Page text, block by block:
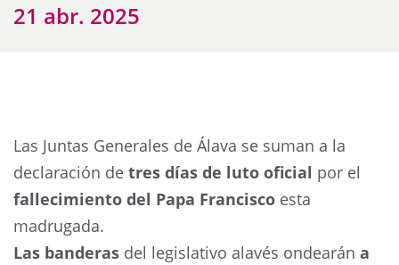
21 abr. 2025
Las Juntas Generales de Álava se suman a la
declaración de tres días de luto oficial por el
fallecimiento del Papa Francisco esta
madrugada.
Las banderas del legislativo alavés ondearán a